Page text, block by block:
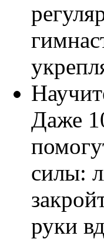
Даже
силы:
руки